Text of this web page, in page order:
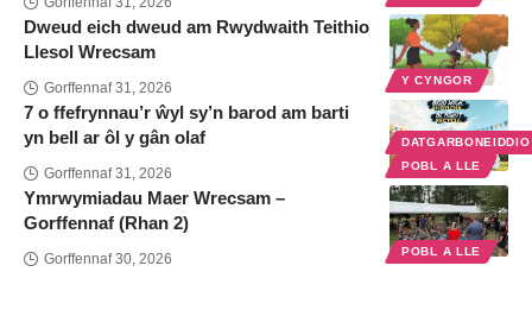
Y CYNGOR
Dweud eich dweud am Rwydwaith Teithio
Llesol Wrecsam
Gorffennaf 31, 2026
POBL A LLE
7 o ffefrynnau’r ŵyl sy’n barod am barti
yn bell ar ôl y gân olaf
Gorffennaf 31, 2026
POBL A LLE
Ymrwymiadau Maer Wrecsam –
Gorffennaf (Rhan 2)
Gorffennaf 30, 2026